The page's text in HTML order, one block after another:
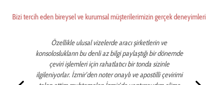
Bizi tercih eden bireysel ve kurumsal müşterilerimizin gerçek deneyimleri
Özellikle ulusal vizelerde aracı şirketlerin ve
konsoloslukların bu denli az bilgi paylaştığı bir dönemde
çeviri işlemleri için rahatlatıcı bir tonda sizinle
ilgileniyorlar. İzmir’den noter onaylı ve apostilli çevirimi